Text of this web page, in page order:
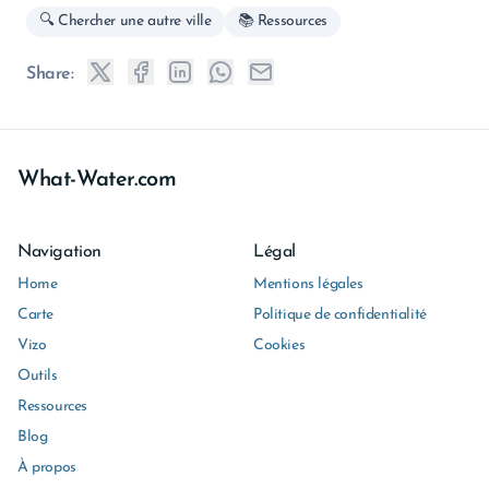
🔍 Chercher une autre ville 📚 Ressources
Share:
What-Water.com
Navigation
Home
Carte
Vizo
Outils
Ressources
Blog
À propos
Légal
Mentions légales
Politique de confidentialité
Cookies